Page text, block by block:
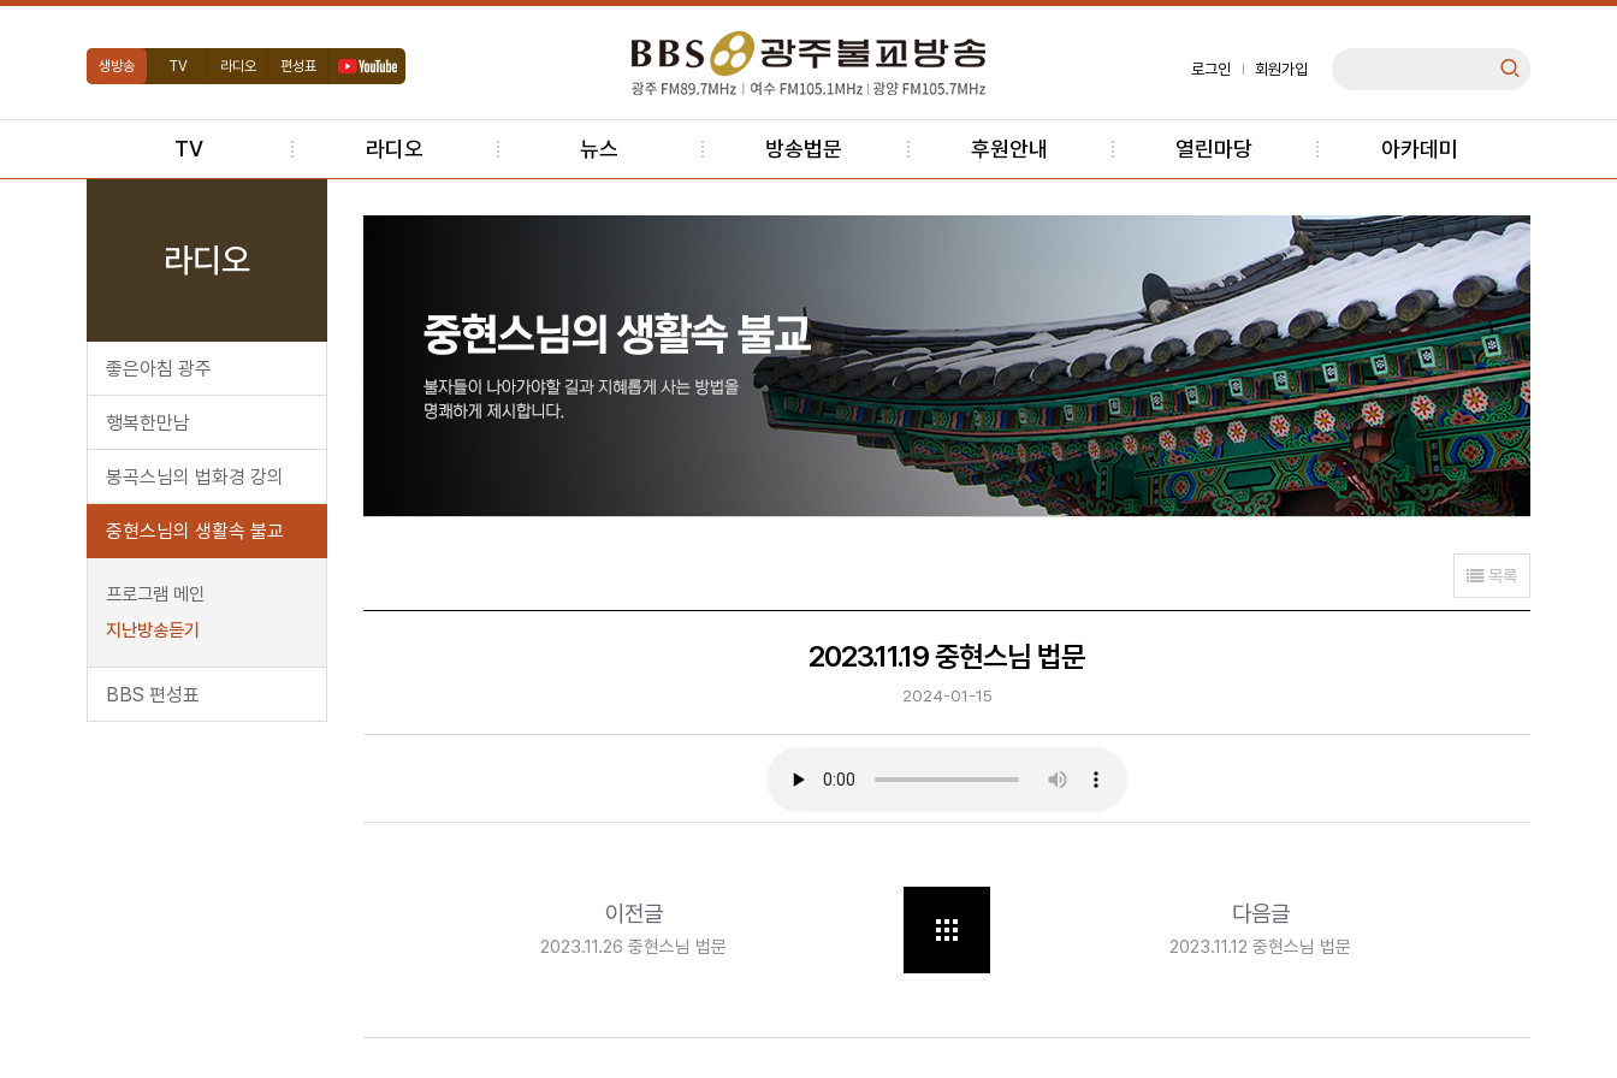
생방송 TV 라디오 편성표 로그인 회원가입
TV 라디오 뉴스 방송법문 후원안내 열린마당 아카데미
라디오
좋은아침 광주
행복한만남
봉곡스님의 법화경 강의
중현스님의 생활속 불교
프로그램 메인
지난방송듣기
BBS 편성표
목록
2023.11.19 중현스님 법문
2024-01-15
이전글
2023.11.26 중현스님 법문
다음글
2023.11.12 중현스님 법문